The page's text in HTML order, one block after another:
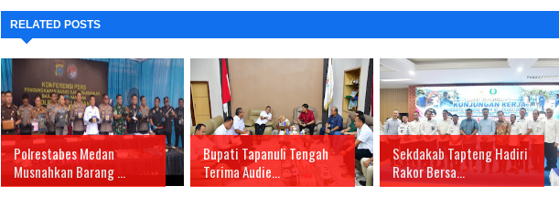
RELATED POSTS
Polrestabes Medan
Musnahkan Barang ...
Bupati Tapanuli Tengah
Terima Audie...
Sekdakab Tapteng Hadiri
Rakor Bersa...